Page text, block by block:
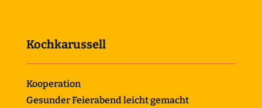
Kochkarussell
Kooperation
Gesunder Feierabend leicht gemacht